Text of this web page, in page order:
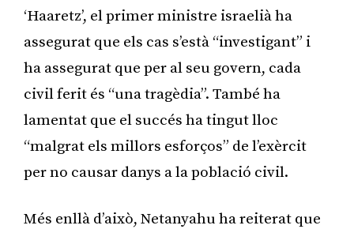
‘Haaretz’, el primer ministre israelià ha
assegurat que els cas s’està “investigant” i
ha assegurat que per al seu govern, cada
civil ferit és “una tragèdia”. També ha
lamentat que el succés ha tingut lloc
“malgrat els millors esforços” de l’exèrcit
per no causar danys a la població civil.
Més enllà d’això, Netanyahu ha reiterat que